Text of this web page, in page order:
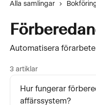
Alla samlingar
Automatisera
3 artiklar
Hur fungerar
affärssystem?